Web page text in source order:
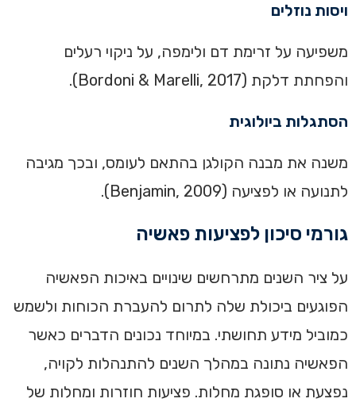
ויסות נוזלים
משפיעה על זרימת דם ולימפה, על ניקוי רעלים
והפחתת דלקת (Bordoni & Marelli, 2017).
הסתגלות ביולוגית
משנה את מבנה הקולגן בהתאם לעומס, ובכך מגיבה
לתנועה או לפציעה (Benjamin, 2009).
גורמי סיכון לפציעות פאשיה
על ציר השנים מתרחשים שינויים באיכות הפאשיה
הפוגעים ביכולת שלה לתרום להעברת הכוחות ולשמש
כמוביל מידע תחושתי. במיוחד נכונים הדברים כאשר
הפאשיה נתונה במהלך השנים להתנהלות לקויה,
נפצעת או סופגת מחלות. פציעות חוזרות ומחלות של